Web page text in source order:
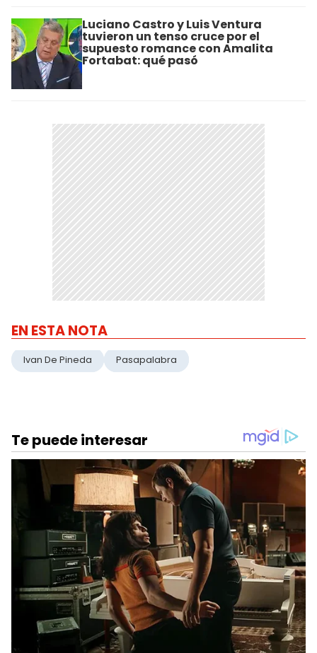
Luciano Castro y Luis Ventura
tuvieron un tenso cruce por el
supuesto romance con Amalita
Fortabat: qué pasó
EN ESTA NOTA
Ivan De Pineda Pasapalabra